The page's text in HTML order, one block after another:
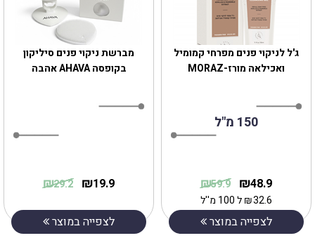
מברשת ניקוי פנים סיליקון
בקופסה AHAVA אהבה
19.9
₪
29.2
₪
לצפייה במוצר
ג'ל לניקוי פנים מפרחי קמומיל
ואכילאה מורז-MORAZ
150 מ"ל
48.9
₪
59.9
₪
32.6
₪ל 100 מ''ל
לצפייה במוצר